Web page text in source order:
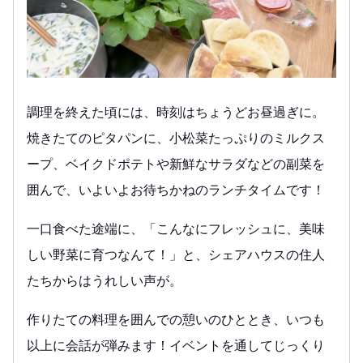
調理を終えた頃には、時刻はちょうどお昼過ぎに。
焼きたてのピタパンに、小松菜たっぷりのミルクス
ープ、ベイクドポテトや新鮮なサラダなどの副菜を
囲んで、いよいよお待ちかねのランチタイムです！
一口食べた途端に、「こんなにフレッシュに、美味
しい野菜に育つなんて！」と、シェアハウスの住人
たちからはうれしい声が。
作りたての料理を囲んでの憩いのひととき、いつも
以上に会話が弾みます！イベントを通してじっくり